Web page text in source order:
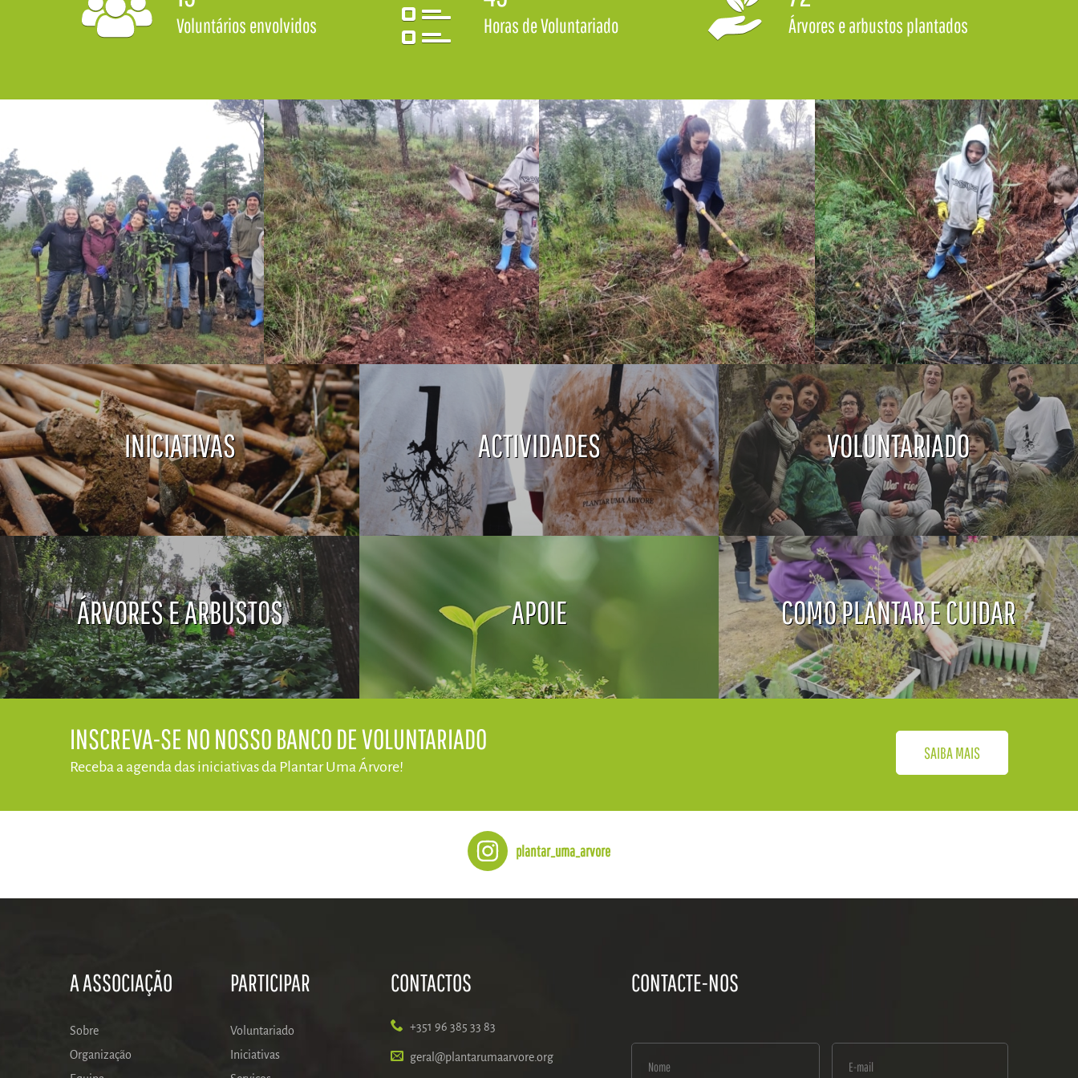
Voluntários envolvidos Horas de Voluntariado Árvores e arbustos plantados
INICIATIVAS ACTIVIDADES VOLUNTARIADO
ÁRVORES E ARBUSTOS APOIE COMO PLANTAR E CUIDAR
​INSCREVA-SE NO NOSSO BANCO DE VOLUNTARIADO
Receba a agenda das iniciativas da​ Plantar Uma Árvore!
SAIBA MAIS
plantar_uma_arvore
A ASSOCIAÇÃO
Sobre
Organização
PARTICIPAR
Voluntariado
Iniciativas
CONTACTOS
+351 96 385 33 83
geral@plantarumaarvore.org
CONTACTE-NOS